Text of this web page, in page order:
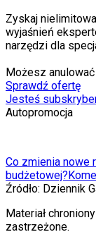
Zyskaj
wyjaśnień
narzędzi dla
Możesz
Sprawdź ofertę
Jesteś
Autopromocja
Co zmienia nowe
budżetowej?
Źródło: Dziennik
Materiał
zastrzeżone.